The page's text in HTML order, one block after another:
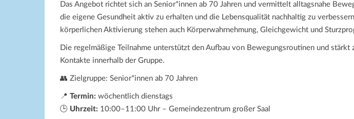
Das Angebot richtet sich an Senior*innen ab 70 Jahren und vermittelt alltagsnahe
die eigene Gesundheit aktiv zu erhalten und die Lebensqualität nachhaltig zu
körperlichen Aktivierung stehen auch Körperwahrnehmung, Gleichgewicht und
Die regelmäßige Teilnahme unterstützt den Aufbau von Bewegungsroutinen und stärkt
Kontakte innerhalb der Gruppe.
👥 Zielgruppe: Senior*innen ab 70 Jahren
📍 Termin: wöchentlich dienstags
🕒 Uhrzeit: 10:00–11:00 Uhr – Gemeindezentrum großer Saal